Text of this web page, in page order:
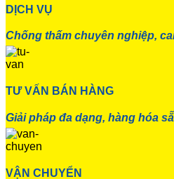
DỊCH VỤ
Chống thấm chuyên nghiệp,
TƯ VẤN BÁN HÀNG
Giải pháp đa dạng, hàng hóa
VẬN CHUYỂN